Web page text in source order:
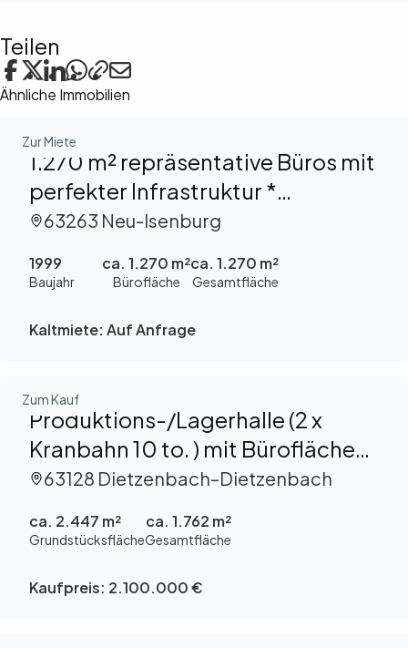
Teilen
Ähnliche Immobilien
Zur Miete
1.270 m² repräsentative Büros mit
perfekter Infrastruktur *
provisionsfrei zu vermieten
63263 Neu-Isenburg
1999
Baujahr
ca. 1.270 m²
Bürofläche
ca. 1.270 m²
Gesamtfläche
Kaltmiete: Auf Anfrage
Zum Kauf
Produktions-/Lagerhalle (2 x
Kranbahn 10 to. ) mit Büroflächen
zu verkaufen
63128 Dietzenbach–Dietzenbach
ca. 2.447 m²
Grundstücksfläche
ca. 1.762 m²
Gesamtfläche
Kaufpreis: 2.100.000 €